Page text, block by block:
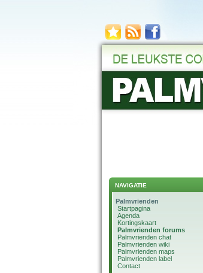
NAVIGATIE
Palmvrienden
Startpagina
Agenda
Kortingskaart
Palmvrienden forums
Palmvrienden chat
Palmvrienden wiki
Palmvrienden maps
Palmvrienden label
Contact